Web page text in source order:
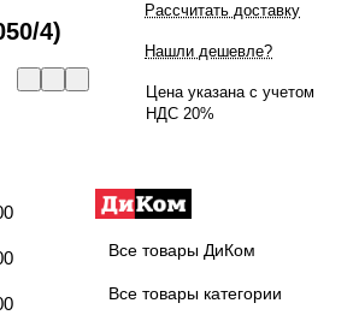
4)
Рассчитать доставку
Нашли дешевле?
Цена указана с учетом
НДС 20%
Все товары ДиКом
Все товары категории